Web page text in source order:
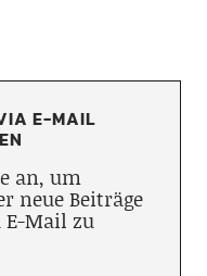
E-MAIL
an, um
neue Beiträge
E-Mail zu